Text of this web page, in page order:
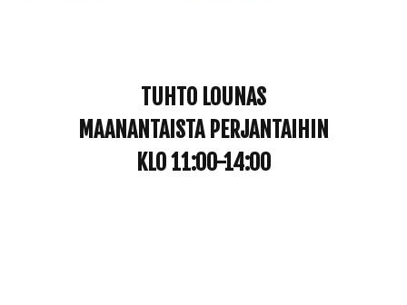
TUHTO LOUNAS
MAANANTAISTA PERJANTAIHIN
KLO 11:00-14:00